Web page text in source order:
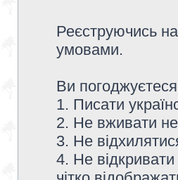
Реєструючись
умовами.
Ви
1. Писати
2. Не вживати
3. Не
4. Не